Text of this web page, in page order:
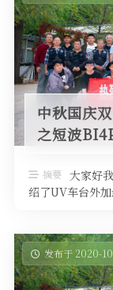
黄河
黄河
活动
行业
BA4II
图文教
视频
HAM
软件
器材专区
车
摩
编号申请
黄河直
编号查
中秋国庆
之短波
摘要 大家好
绍了UV车台外
发布于 2020-